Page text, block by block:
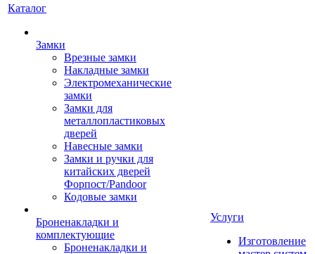
Каталог
Замки
Врезные замки
Накладные замки
Электромеханические
замки
Замки для
металлопластиковых
дверей
Навесные замки
Замки и ручки для
китайских дверей
Форпост/Раndoor
Кодовые замки
Броненакладки и
комплектующие
Броненакладки и
Услуги
Изготовление